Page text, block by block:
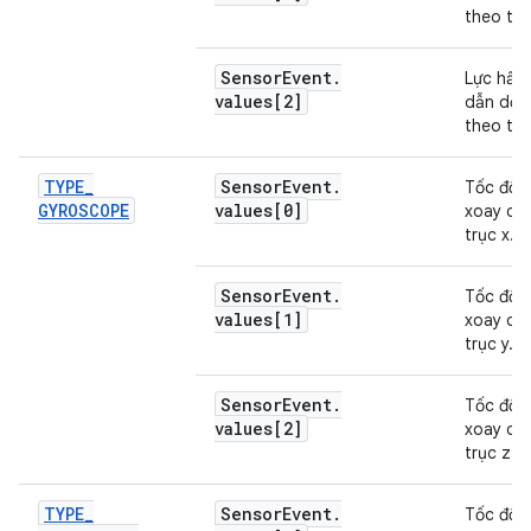
theo
SensorEvent.
values[2]
Lực hấp
dẫn dọc
theo
TYPE_
GYROSCOPE
SensorEvent.
values[0]
Tốc độ
xoay
trục x.
SensorEvent.
values[1]
Tốc độ
xoay
trục y.
SensorEvent.
values[2]
Tốc độ
xoay
trục z.
TYPE_
SensorEvent.
Tốc độ